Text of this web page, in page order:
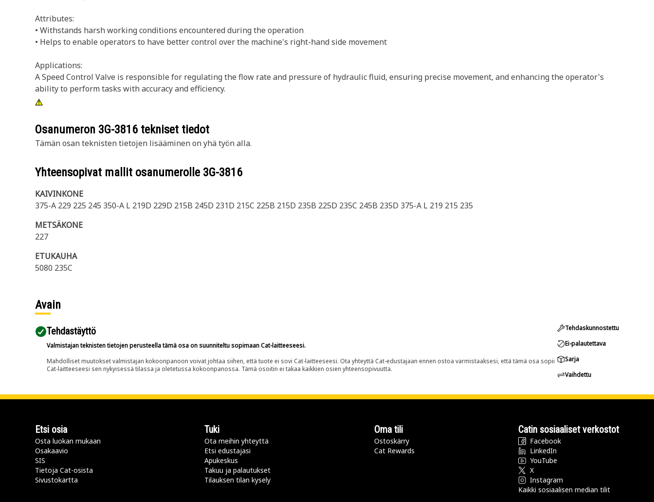
Attributes:
• Withstands harsh working conditions encountered during the operation
• Helps to enable operators to have better control over the machine's right-hand side movement
Applications:
A Speed Control Valve is responsible for regulating the flow rate and pressure of hydraulic fluid, ensuring precise movement, and enhancing the operator's
ability to perform tasks with accuracy and efficiency.
Osanumeron 3G-3816 tekniset tiedot
Tämän osan teknisten tietojen lisääminen on yhä työn alla.
Yhteensopivat mallit osanumerolle 3G-3816
KAIVINKONE
375-A 229 225 245 350-A L 219D 229D 215B 245D 231D 215C 225B 215D 235B 225D 235C 245B 235D 375-A L 219 215 235
METSÄKONE
227
ETUKAUHA
5080 235C
Avain
Tehdastäyttö
Valmistajan teknisten tietojen perusteella tämä osa on suunniteltu sopimaan Cat-laitteeseesi.
Mahdolliset muutokset valmistajan kokoonpanoon voivat johtaa siihen, että tuote ei sovi Cat-laitteeseesi. Ota yhteyttä Cat-edustajaan ennen ostoa varmistaaksesi, että tämä osa sopii
Cat-laitteeseesi sen nykyisessä tilassa ja oletetussa kokoonpanossa. Tämä osoitin ei takaa kaikkien osien yhteensopivuutta.
Tehdaskunnostettu
Ei-palautettava
Sarja
Vaihdettu
Etsi osia
Osta luokan mukaan
Osakaavio
SIS
Tietoja Cat-osista
Sivustokartta
Tuki
Ota meihin yhteyttä
Etsi edustajasi
Apukeskus
Takuu ja palautukset
Tilauksen tilan kysely
Oma tili
Ostoskärry
Cat Rewards
Catin sosiaaliset verkostot
Facebook
LinkedIn
YouTube
X
Instagram
Kaikki sosiaalisen median tilit